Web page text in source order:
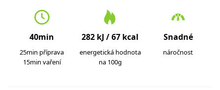
40min
25min příprava
15min vaření
282 kJ / 67 kcal
energetická hodnota
na 100g
Snadné
náročnost